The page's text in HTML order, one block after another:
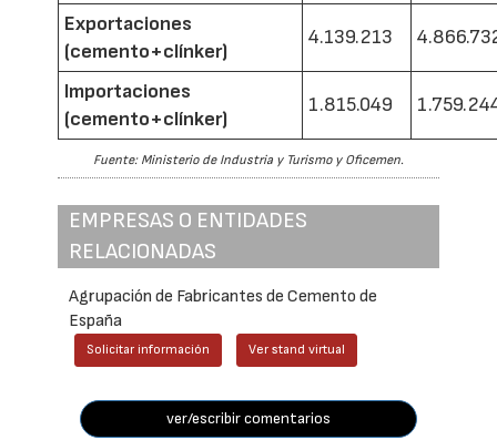
Exportaciones
(cemento+clínker)
4.139.213
Importaciones
(cemento+clínker)
1.815.049
Fuente: Ministerio de Industria y Turismo y Oficemen.
EMPRESAS O ENTIDADES
RELACIONADAS
Agrupación de Fabricantes de Cemento de
España
Solicitar información Ver stand virtual
ver/escribir comentarios